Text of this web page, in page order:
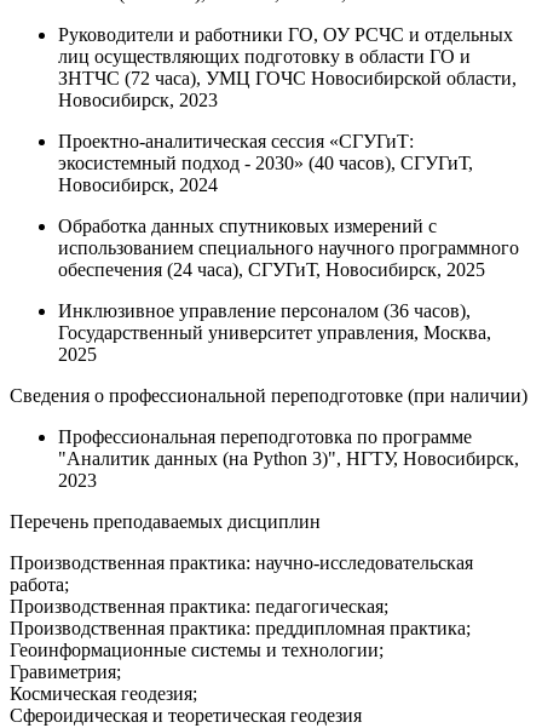
Руководители и работники ГО, ОУ РСЧС и отдельных
лиц осуществляющих подготовку в области ГО и
ЗНТЧС (72 часа), УМЦ ГОЧС Новосибирской области,
Новосибирск, 2023
Проектно-аналитическая сессия «СГУГиТ:
экосистемный подход - 2030» (40 часов), СГУГиТ,
Новосибирск, 2024
Обработка данных спутниковых измерений с
использованием специального научного программного
обеспечения (24 часа), СГУГиТ, Новосибирск, 2025
Инклюзивное управление персоналом (36 часов),
Государственный университет управления, Москва,
2025
Сведения о профессиональной переподготовке (при наличии)
Профессиональная переподготовка по программе
"Аналитик данных (на Python 3)", НГТУ, Новосибирск,
2023
Перечень преподаваемых дисциплин
Производственная практика: научно-исследовательская
работа;
Производственная практика: педагогическая;
Производственная практика: преддипломная практика;
Геоинформационные системы и технологии;
Гравиметрия;
Космическая геодезия;
Сфероидическая и теоретическая геодезия